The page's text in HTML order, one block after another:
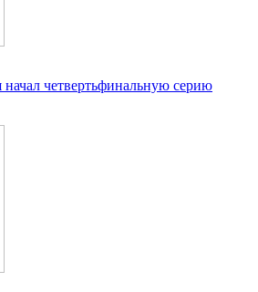
начал четвертьфинальную серию